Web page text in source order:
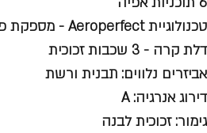
טכנולוגיית Aeroperfect - מספקת פיזור אוויר חם ואחיד
דלת קרה - 3 שכבות זכוכית
אביזרים נלווים: תבנית ורשת
דירוג אנרגיה: A
גימור: זכוכית לבנה